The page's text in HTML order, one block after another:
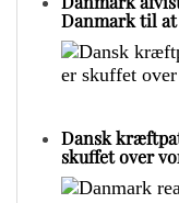
Danmark til
Dansk
skuffet over